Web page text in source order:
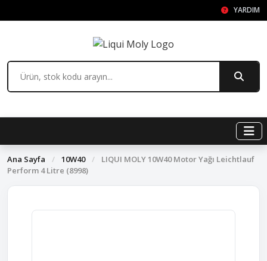
YARDIM
Ana Sayfa / 10W40 /
LIQUI MOLY 10W40 Motor Yağı Leichtlauf
Perform 4 Litre (8998)